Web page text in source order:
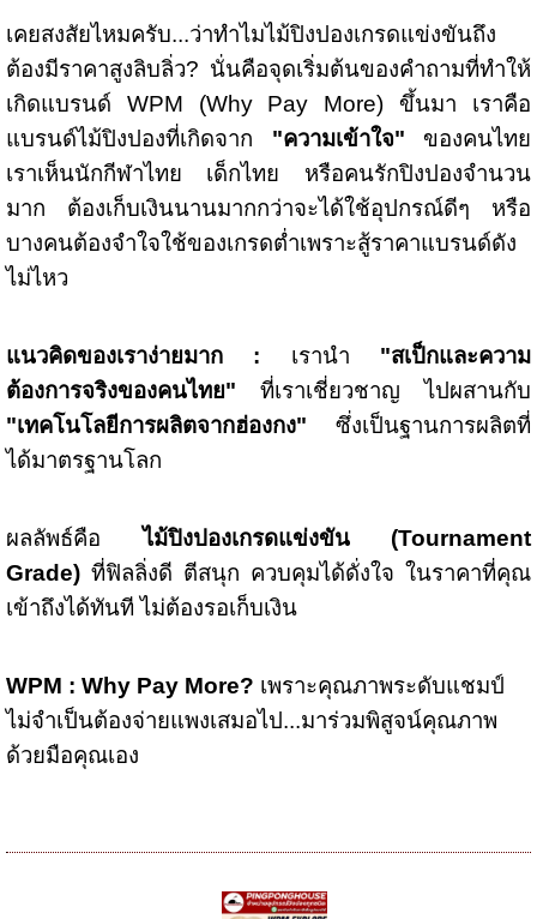
เคยสงสัยไหมครับ...ว่าทำไมไม้ปิงปองเกรดแข่งขันถึง
ต้องมีราคาสูงลิบลิ่ว? นั่นคือจุดเริ่มต้นของคำถามที่ทำให้
เกิดแบรนด์ WPM (Why Pay More) ขึ้นมา เราคือ
แบรนด์ไม้ปิงปองที่เกิดจาก "ความเข้าใจ" ของคนไทย
เราเห็นนักกีฬาไทย เด็กไทย หรือคนรักปิงปองจำนวน
มาก ต้องเก็บเงินนานมากกว่าจะได้ใช้อุปกรณ์ดีๆ หรือ
บางคนต้องจำใจใช้ของเกรดต่ำเพราะสู้ราคาแบรนด์ดัง
ไม่ไหว
แนวคิดของเราง่ายมาก : เรานำ "สเป็กและความ
ต้องการจริงของคนไทย" ที่เราเชี่ยวชาญไปผสานกับ
"เทคโนโลยีการผลิตจากฮ่องกง" ซึ่งเป็นฐานการผลิตที่
ได้มาตรฐานโลก
ผลลัพธ์คือไม้ปิงปองเกรดแข่งขัน (Tournament
Grade)ที่ฟิลลิ่งดี ตีสนุก ควบคุมได้ดั่งใจในราคาที่คุณ
เข้าถึงได้ทันที ไม่ต้องรอเก็บเงิน
WPM : Why Pay More? เพราะคุณภาพระดับแชมป์
ไม่จำเป็นต้องจ่ายแพงเสมอไป...มาร่วมพิสูจน์คุณภาพ
ด้วยมือคุณเอง